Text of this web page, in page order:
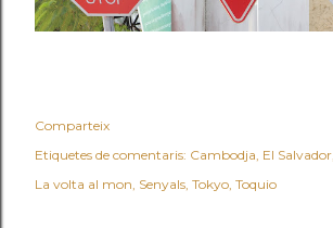
Comparteix
Etiquetes de comentaris: Cambodja El Salvador
La volta al mon Senyals Tokyo Toquio